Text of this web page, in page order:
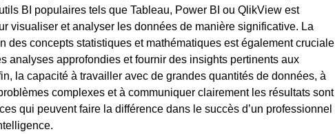
BI populaires tels que Tableau, Power BI ou QlikView est
visualiser et analyser les données de manière significative. La
des concepts statistiques et mathématiques est également cruciale
analyses approfondies et fournir des insights pertinents aux
la capacité à travailler avec de grandes quantités de données, à
complexes et à communiquer clairement les résultats sont
qui peuvent faire la différence dans le succès d’un professionnel